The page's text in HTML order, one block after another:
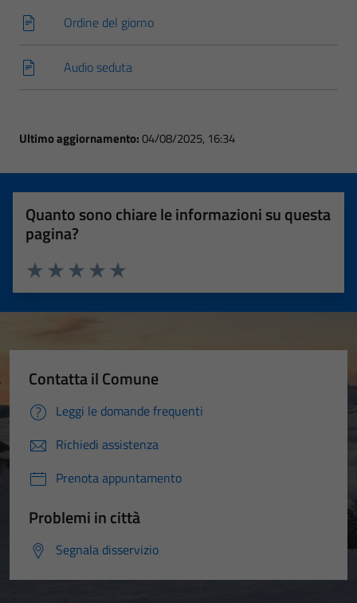
Ordine del giorno
Audio seduta
Ultimo aggiornamento:04/08/2025, 16:34
Quanto sono chiare le informazioni su questa
pagina?
Valuta 5 stelle su 5
Valuta 4 stelle su 5
Valuta 3 stelle su 5
Valuta 2 stelle su 5
Valuta 1 stelle su 5
Contatta il Comune
Leggi le domande frequenti
Richiedi assistenza
Prenota appuntamento
Problemi in città
Segnala disservizio